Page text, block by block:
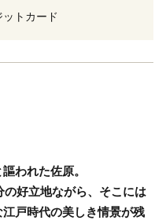
ットカード
われた佐原。
好立地ながら、そこには
戸時代の美しき情景が残